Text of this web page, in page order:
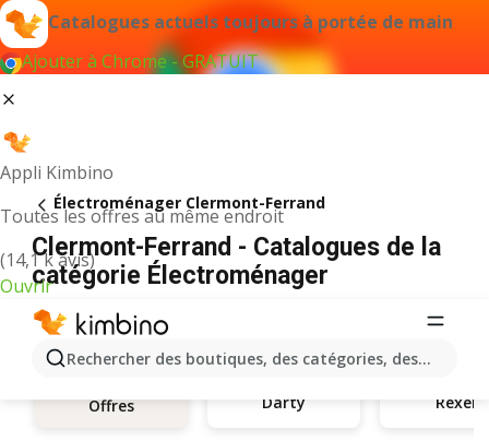
Catalogues actuels toujours à portée de main
Ajouter à Chrome - GRATUIT
Appli Kimbino
Toutes les offres au même endroit
(14,1 k avis)
Ouvrir
Rechercher des boutiques, des catégories, des
Électroménager Clermont-Ferrand
Clermont-Ferrand - Catalogues de la
catégorie Électroménager
Offres Darty Rexel